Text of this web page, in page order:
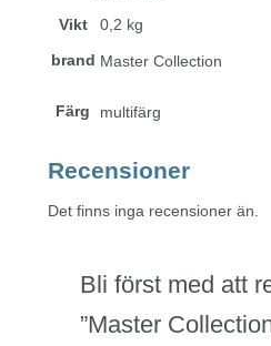
Vikt 0,2 kg
brand Master Collection
Färg multifärg
Recensioner
Det finns inga recensioner än.
Bli först med att
”Master